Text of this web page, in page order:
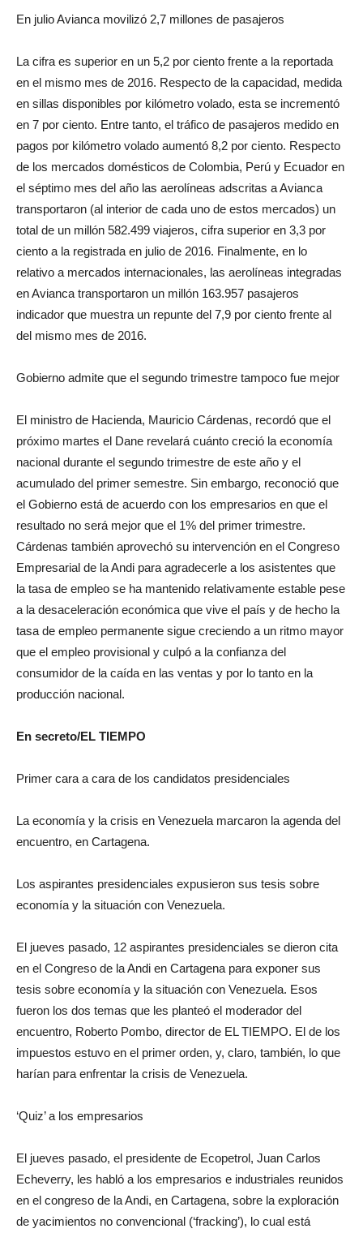
En julio Avianca movilizó 2,7 millones de pasajeros
La cifra es superior en un 5,2 por ciento frente a la reportada
en el mismo mes de 2016. Respecto de la capacidad, medida
en sillas disponibles por kilómetro volado, esta se incrementó
en 7 por ciento. Entre tanto, el tráfico de pasajeros medido en
pagos por kilómetro volado aumentó 8,2 por ciento. Respecto
de los mercados domésticos de Colombia, Perú y Ecuador en
el séptimo mes del año las aerolíneas adscritas a Avianca
transportaron (al interior de cada uno de estos mercados) un
total de un millón 582.499 viajeros, cifra superior en 3,3 por
ciento a la registrada en julio de 2016. Finalmente, en lo
relativo a mercados internacionales, las aerolíneas integradas
en Avianca transportaron un millón 163.957 pasajeros
indicador que muestra un repunte del 7,9 por ciento frente al
del mismo mes de 2016.
Gobierno admite que el segundo trimestre tampoco fue mejor
El ministro de Hacienda, Mauricio Cárdenas, recordó que el
próximo martes el Dane revelará cuánto creció la economía
nacional durante el segundo trimestre de este año y el
acumulado del primer semestre. Sin embargo, reconoció que
el Gobierno está de acuerdo con los empresarios en que el
resultado no será mejor que el 1% del primer trimestre.
Cárdenas también aprovechó su intervención en el Congreso
Empresarial de la Andi para agradecerle a los asistentes que
la tasa de empleo se ha mantenido relativamente estable pese
a la desaceleración económica que vive el país y de hecho la
tasa de empleo permanente sigue creciendo a un ritmo mayor
que el empleo provisional y culpó a la confianza del
consumidor de la caída en las ventas y por lo tanto en la
producción nacional.
En secreto/EL TIEMPO
Primer cara a cara de los candidatos presidenciales
La economía y la crisis en Venezuela marcaron la agenda del
encuentro, en Cartagena.
Los aspirantes presidenciales expusieron sus tesis sobre
economía y la situación con Venezuela.
El jueves pasado, 12 aspirantes presidenciales se dieron cita
en el Congreso de la Andi en Cartagena para exponer sus
tesis sobre economía y la situación con Venezuela. Esos
fueron los dos temas que les planteó el moderador del
encuentro, Roberto Pombo, director de EL TIEMPO. El de los
impuestos estuvo en el primer orden, y, claro, también, lo que
harían para enfrentar la crisis de Venezuela.
‘Quiz’ a los empresarios
El jueves pasado, el presidente de Ecopetrol, Juan Carlos
Echeverry, les habló a los empresarios e industriales reunidos
en el congreso de la Andi, en Cartagena, sobre la exploración
de yacimientos no convencional (‘fracking’), lo cual está